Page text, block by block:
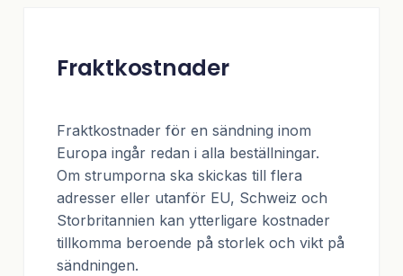
Fraktkostnader
Fraktkostnader för en sändning inom
Europa ingår redan i alla beställningar.
Om strumporna ska skickas till flera
adresser eller utanför EU, Schweiz och
Storbritannien kan ytterligare kostnader
tillkomma beroende på storlek och vikt på
sändningen.